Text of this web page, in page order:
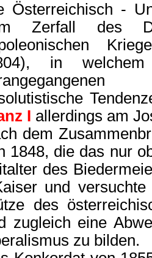
Österreichisch -
Zerfall des
in
I allerdings am
dem
1848, die das nur
des
und
des
zugleich eine
zu bilden.